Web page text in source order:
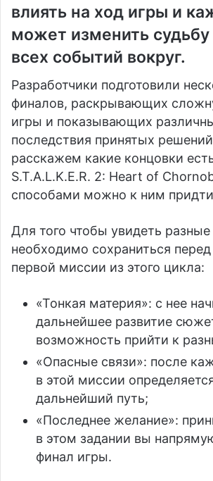
влиять на ход игры и
может изменить судьбу
всех событий вокруг.
Разработчики подготовили
финалов, раскрывающих
игры и показывающих
последствия принятых
расскажем какие концовки
S.T.A.L.K.E.R. 2: Heart of
способами можно к ним
Для того чтобы увидеть
необходимо сохраниться
первой миссии из этого цикла:
«Тонкая материя»: с нее
дальнейшее развитие
возможность прийти к
«Опасные связи»: после
в этой миссии
дальнейший путь;
«Последнее желание»:
в этом задании вы
финал игры.